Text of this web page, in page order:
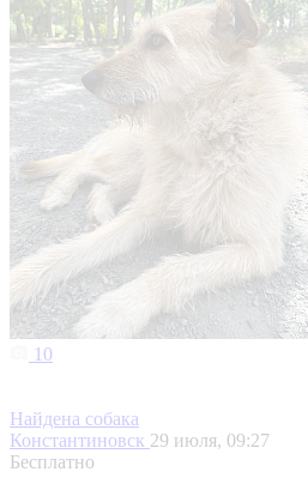
10
Найдена собака
Константиновск 29 июля, 09:27
Бесплатно